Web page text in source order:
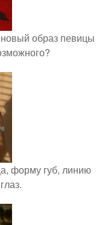
образ певицы
форму губ, линию